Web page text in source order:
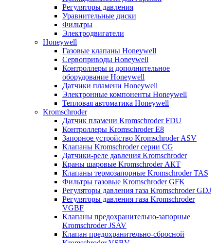
Регуляторы давления
Уравнительные диски
Фильтры
Электродвигатели
Honeywell
Газовые клапаны Honeywell
Сервоприводы Honeywell
Контроллеры и дополнительное
оборудование Honeywell
Датчики пламени Honeywell
Электронные компоненты Honeywell
Тепловая автоматика Honeywell
Kromschroder
Датчик пламени Kromschroder FDU
Контроллеры Kromschroder E8
Запорное устройство Kromschroder ASV
Клапаны Kromschroder серии CG
Датчики-реле давления Kromschroder
Краны шаровые Kromschroder АКТ
Клапаны термозапорные Kromschroder TAS
Фильтры газовые Kromschroder GFK
Регуляторы давления газа Kromschroder GDJ
Регуляторы давления газа Kromschroder
VGBF
Клапаны предохранительно-запорные
Kromschroder JSAV
Клапан предохранительно-сбросной